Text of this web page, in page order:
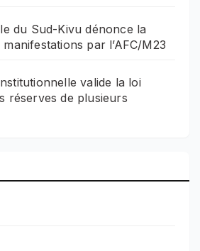
du Sud-Kivu dénonce la
par l’AFC/M23
valide la loi
réserves de plusieurs